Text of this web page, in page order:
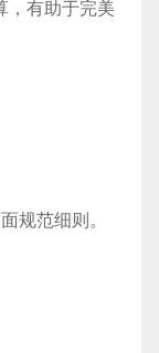
，有助于完美
规范细则。